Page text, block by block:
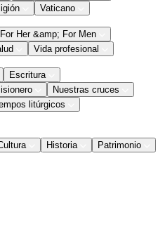
Vaticano
For Her &amp; For Men
Vida profesional
Escritura
Nuestras cruces
litúrgicos
Historia
Patrimonio